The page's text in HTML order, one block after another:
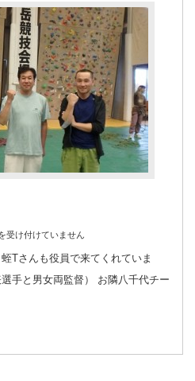
受け付けていません
Tさんも役員で来てくれていま
手と男女両監督） お隣八千代チー